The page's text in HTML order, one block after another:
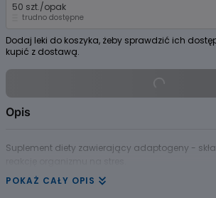
50 szt./opak
trudno dostępne
Dodaj leki do koszyka, żeby sprawdzić ich
kupić z dostawą.
Opis
Suplement diety zawierający adaptogeny -
POKAŻ CAŁY OPIS